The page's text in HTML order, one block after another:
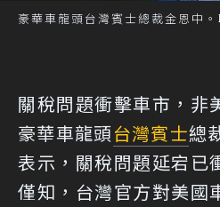
豪華車龍頭台灣賓士總裁金恩中
關稅問題衝擊車市，非
豪華車龍頭台灣賓士總
表示，關稅問題延宕已
僅知，台灣官方對美國